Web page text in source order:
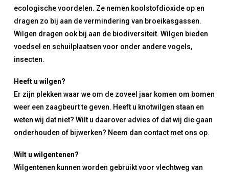
ecologische voordelen. Ze nemen koolstofdioxide op en
dragen zo bij aan de vermindering van broeikasgassen.
Wilgen dragen ook bij aan de biodiversiteit. Wilgen bieden
voedsel en schuilplaatsen voor onder andere vogels,
insecten.
Heeft u wilgen?
Er zijn plekken waar we om de zoveel jaar komen om bomen
weer een zaagbeurt te geven. Heeft u knotwilgen staan en
weten wij dat niet? Wilt u daarover advies of dat wij die gaan
onderhouden of bijwerken? Neem dan contact met ons op.
Wilt u wilgentenen?
Wilgentenen kunnen worden gebruikt voor vlechtweg van